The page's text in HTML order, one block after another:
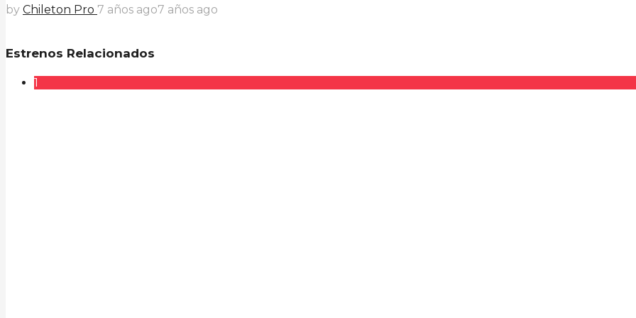
by Chileton Pro 7 años ago7 años ago
Estrenos Relacionados
1